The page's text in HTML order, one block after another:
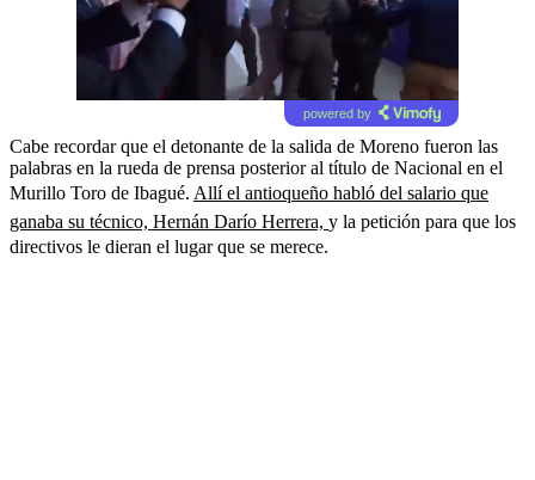
powered by
Cabe recordar que el detonante de la salida de Moreno fueron las
palabras en la rueda de prensa posterior al título de Nacional en el
Murillo Toro de Ibagué. Allí el antioqueño habló del salario que
ganaba su técnico, Hernán Darío Herrera, y la petición para que los
directivos le dieran el lugar que se merece.